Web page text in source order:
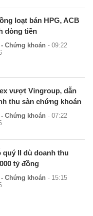
loạt bán HPG, ACB
dòng tiền
Chứng khoán - 09:22
vượt Vingroup, dẫn
thu sàn chứng khoán
Chứng khoán - 07:22
quý II dù doanh thu
tỷ đồng
Chứng khoán - 15:15